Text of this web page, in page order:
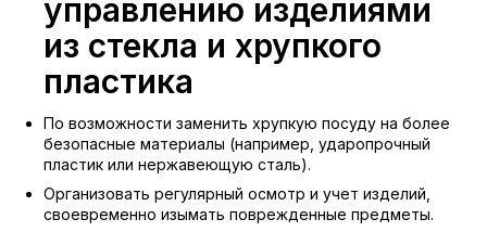
управлению изделиями
из стекла и хрупкого
пластика
По возможности заменить хрупкую посуду на более
безопасные материалы (например, ударопрочный
пластик или нержавеющую сталь).
Организовать регулярный осмотр и учет изделий,
своевременно изымать поврежденные предметы.